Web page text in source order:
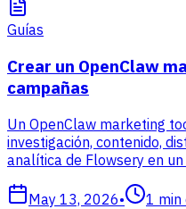
Guías
Crear un OpenClaw
campañas
Un OpenClaw marketing
investigación, contenido,
analítica de Flowsery en
May 13, 2026• 1 min